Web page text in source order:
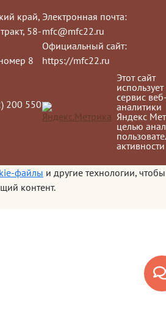
край,
58-
8
200 550
Электронная почта:
mfc@mfc22.ru
Официальный сайт:
https://mfc22.ru
Этот сайт
использует
сервис
аналитики
Яндекс
целью
активности
файлы и другие технологии, чтобы
контент.